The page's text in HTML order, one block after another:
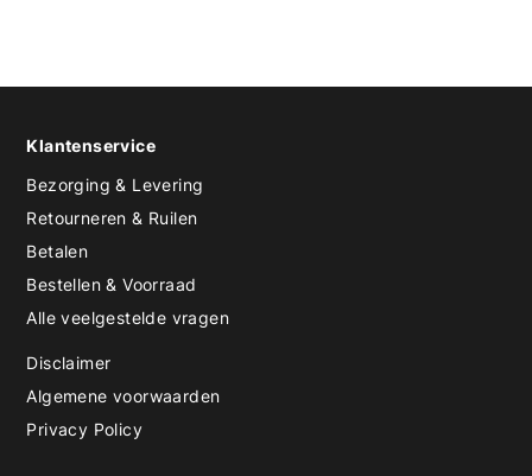
Klantenservice
Bezorging & Levering
Retourneren & Ruilen
Betalen
Bestellen & Voorraad
Alle veelgestelde vragen
Disclaimer
Algemene voorwaarden
Privacy Policy